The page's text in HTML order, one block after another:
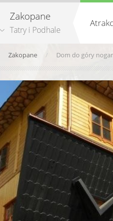
Zakopane
Tatry i Podhale
Zakopane Dom do góry